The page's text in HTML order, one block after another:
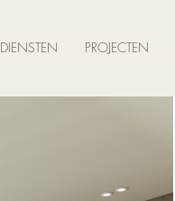
DIENSTEN PROJECTEN